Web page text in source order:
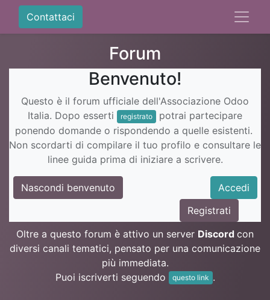
Contattaci
Forum
Benvenuto!
Questo è il forum ufficiale dell'Associazione Odoo
Italia. Dopo esserti
registrato
potrai partecipare
ponendo domande o rispondendo a quelle esistenti.
Non scordarti di compilare il tuo profilo e consultare le
linee guida prima di iniziare a scrivere.
Nascondi benvenuto
Accedi
Registrati
Oltre a questo forum è attivo un server Discord con
diversi canali tematici, pensato per una comunicazione
più immediata.
Puoi iscriverti seguendo
questo link .